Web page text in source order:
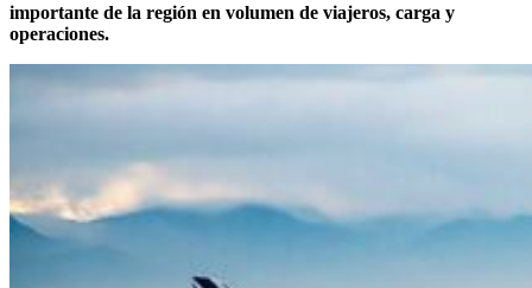
importante de la región en volumen de viajeros, carga y
operaciones.